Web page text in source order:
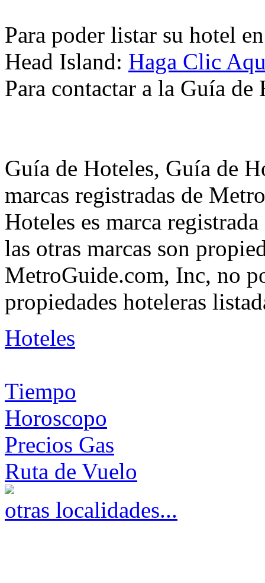
Para poder listar su hotel
Head Island: Haga Clic
Para contactar a la Guía
Guía de Hoteles, Guía de
marcas registradas de
Hoteles es marca
las otras marcas son
MetroGuide.com, Inc, no
propiedades hoteleras
Hoteles
Tiempo
Horoscopo
Precios Gas
Ruta de Vuelo
otras localidades...